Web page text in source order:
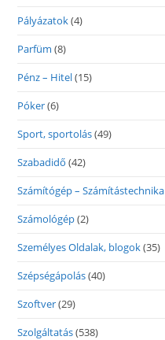
Pályázatok(4)
Parfüm (8)
Pénz – Hitel(15)
Póker(6)
Sport, sportolás(49)
Szabadidő (42)
Számítógép – Számítástechnika
Számológép(2)
Személyes Oldalak, blogok(35)
Szépségápolás(40)
Szoftver(29)
Szolgáltatás(538)